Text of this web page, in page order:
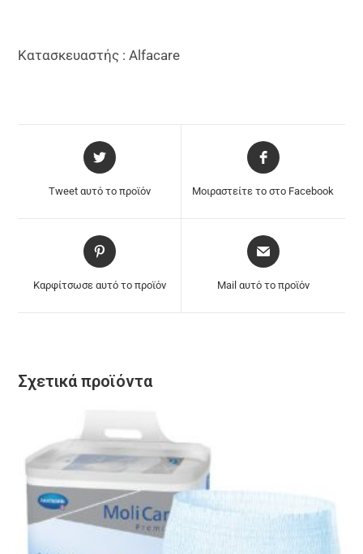
Κατασκευαστής : Alfacare
Tweet αυτό το προϊόν Μοιραστείτε το στο Facebook
Καρφίτσωσε αυτό το προϊόν Mail αυτό το προϊόν
Σχετικά προϊόντα